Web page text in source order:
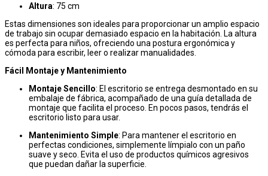
Altura: 75 cm
Estas dimensiones son ideales para proporcionar un amplio espacio
de trabajo sin ocupar demasiado espacio en la habitación. La altura
es perfecta para niños, ofreciendo una postura ergonómica y
cómoda para escribir, leer o realizar manualidades.
Fácil Montaje y Mantenimiento
Montaje Sencillo: El escritorio se entrega desmontado en su
embalaje de fábrica, acompañado de una guía detallada de
montaje que facilita el proceso. En pocos pasos, tendrás el
escritorio listo para usar.
Mantenimiento Simple: Para mantener el escritorio en
perfectas condiciones, simplemente límpialo con un paño
suave y seco. Evita el uso de productos químicos agresivos
que puedan dañar la superficie.